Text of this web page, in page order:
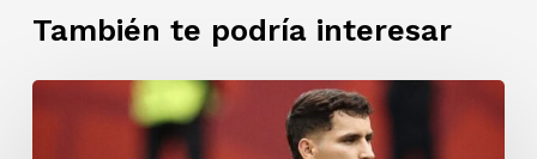
También te podría interesar